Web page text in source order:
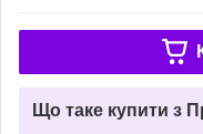
Що таке купити з